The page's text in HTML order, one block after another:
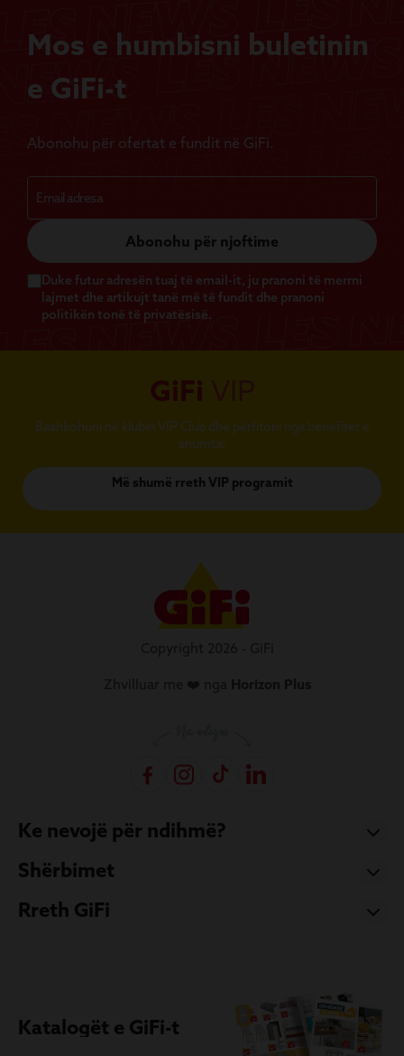
Mos e humbisni buletinin
e GiFi-t
Abonohu për ofertat e fundit në GiFi.
Abonohu për njoftime
Duke futur adresën tuaj të email-it, ju pranoni të merrni
lajmet dhe artikujt tanë më të fundit dhe pranoni
politikën tonë të privatësisë.
GiFi
Bashkohuni në klubin VIP Club dhe përfitoni nga benefitet e
shumta!
Më shumë rreth VIP programit
Ke nevojë për ndihmë?
Shërbimet
Rreth GiFi
Katalogët e GiFi-t